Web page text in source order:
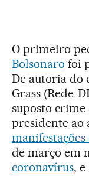
O primeiro
Bolsonaro foi
De autoria do
Grass (Rede-
suposto
presidente ao
de março em
coronavírus, e